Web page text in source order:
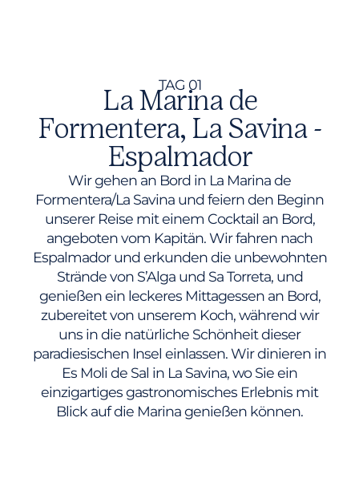
TAG 01
La Marina de
Formentera, La Savina -
Espalmador
Wir gehen an Bord in La Marina de
Formentera/La Savina und feiern den Beginn
unserer Reise mit einem Cocktail an Bord,
angeboten vom Kapitän. Wir fahren nach
Espalmador und erkunden die unbewohnten
Strände von S’Alga und Sa Torreta, und
genießen ein leckeres Mittagessen an Bord,
zubereitet von unserem Koch, während wir
uns in die natürliche Schönheit dieser
paradiesischen Insel einlassen. Wir dinieren in
Es Moli de Sal in La Savina, wo Sie ein
einzigartiges gastronomisches Erlebnis mit
Blick auf die Marina genießen können.